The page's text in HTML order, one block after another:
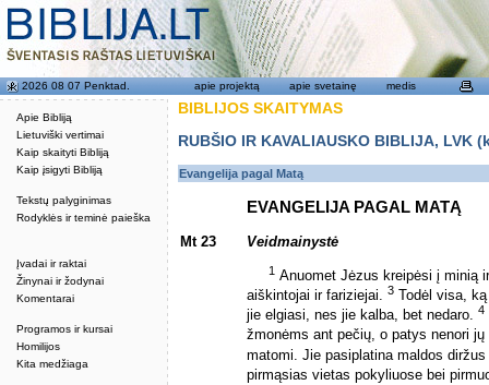
Apie Bibliją
Lietuviški vertimai
Kaip skaityti Bibliją
Kaip įsigyti Bibliją
Tekstų palyginimas
Rodyklės ir teminė paieška
Įvadai ir raktai
Žinynai ir žodynai
Komentarai
Programos ir kursai
Homilijos
Kita medžiaga
2026 08 07 Penktad. apie projektą apie svetainę medis
BIBLIJOS SKAITYMAS
RUBŠIO IR KAVALIAUSKO BIBLIJA,
Evangelija pagal Matą
EVANGELIJA PAGAL MATĄ
Mt 23 Veidmainystė
1 Anuomet Jėzus kreipėsi į minią
aiškintojai ir fariziejai. 3 Todėl visa,
jie elgiasi, nes jie kalba, bet nedaro. 4
žmonėms ant pečių, o patys nenori
matomi. Jie pasiplatina maldos
pirmąsias vietas pokyliuose bei